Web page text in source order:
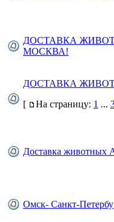
ДОСТАВКА
МОСКВА!
ДОСТАВКА
[
На страницу: 1 ...
Доставка животных
Омск- Санкт-